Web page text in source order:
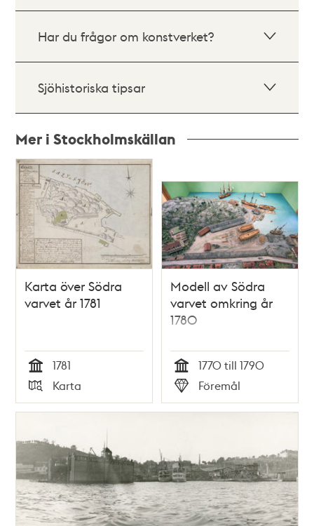
Har du frågor om konstverket?
Sjöhistoriska tipsar
Mer i Stockholmskällan
Relaterade
poster
och
teman
Karta över Södra
varvet år 1781
Tid
1781
Typ
Karta
Modell av Södra
varvet omkring år
1780
Tid
1770 till 1790
Typ
Föremål